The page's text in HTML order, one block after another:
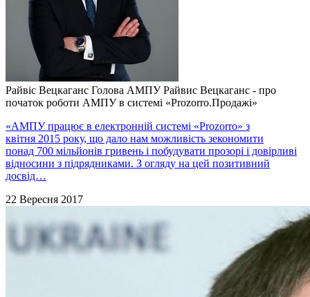
Райвіс Вецкаганс Голова АМПУ Райвис Вецкаганс - про
початок роботи АМПУ в системі «Prozorro.Продажі»
«АМПУ працює в електронній системі «Prozorro» з
квітня 2015 року, що дало нам можливість зекономити
понад 700 мільйонів гривень і побудувати прозорі і довірливі
відносини з підрядниками. З огляду на цей позитивний
досвід…
22 Вересня 2017